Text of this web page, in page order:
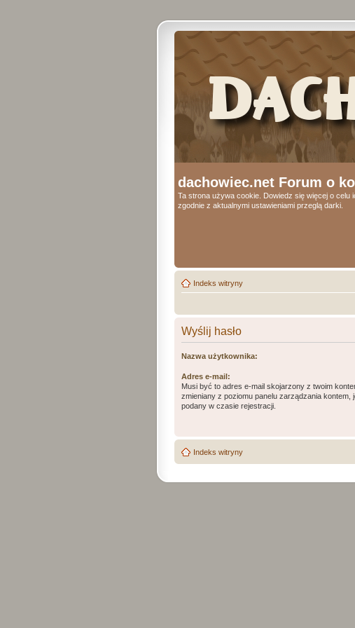
dachowiec.net Forum o
Ta strona używa cookie. Dowiedz się więcej o
zgodnie z aktualnymi ustawieniami przeglą darki.
Indeks witryny
Wyślij hasło
Nazwa użytkownika:
Adres e-mail:
Musi być to adres e-mail skojarzony z twoim
zmieniany z poziomu panelu zarządzania kontem,
podany w czasie rejestracji.
Indeks witryny